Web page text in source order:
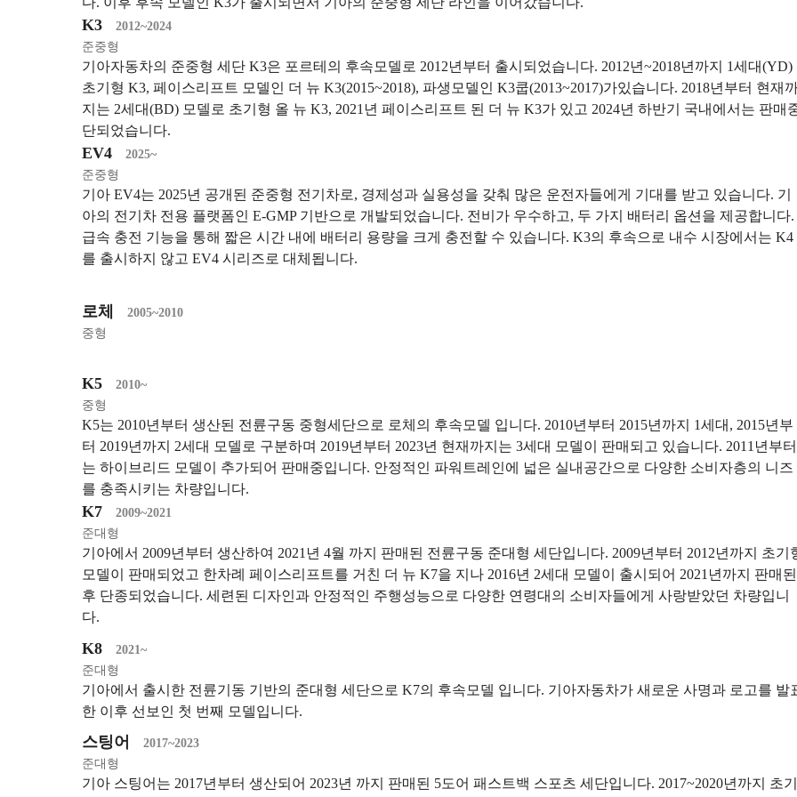
K3
2012~2024
준중형
기아자동차의 준중형 세단 K3은 포르테의 후속모델로 2012년부터 출시되었습니다. 2012년~2018년까지 1세대(YD)
초기형 K3, 페이스리프트 모델인 더 뉴 K3(2015~2018), 파생모델인 K3쿱(2013~2017)가있습니다. 2018년부터 현재
지는 2세대(BD) 모델로 초기형 올 뉴 K3, 2021년 페이스리프트 된 더 뉴 K3가 있고 2024년 하반기 국내에서는 판매
단되었습니다.
EV4
2025~
준중형
기아 EV4는 2025년 공개된 준중형 전기차로, 경제성과 실용성을 갖춰 많은 운전자들에게 기대를 받고 있습니다. 기
아의 전기차 전용 플랫폼인 E-GMP 기반으로 개발되었습니다. 전비가 우수하고, 두 가지 배터리 옵션을 제공합니다.
급속 충전 기능을 통해 짧은 시간 내에 배터리 용량을 크게 충전할 수 있습니다. K3의 후속으로 내수 시장에서는 K4
를 출시하지 않고 EV4 시리즈로 대체됩니다.
로체
2005~2010
중형
K5
2010~
중형
K5는 2010년부터 생산된 전륜구동 중형세단으로 로체의 후속모델 입니다. 2010년부터 2015년까지 1세대, 2015년부
터 2019년까지 2세대 모델로 구분하며 2019년부터 2023년 현재까지는 3세대 모델이 판매되고 있습니다. 2011년부터
는 하이브리드 모델이 추가되어 판매중입니다. 안정적인 파워트레인에 넓은 실내공간으로 다양한 소비자층의 니즈
를 충족시키는 차량입니다.
K7
2009~2021
준대형
기아에서 2009년부터 생산하여 2021년 4월 까지 판매된 전륜구동 준대형 세단입니다. 2009년부터 2012년까지 초기
모델이 판매되었고 한차례 페이스리프트를 거친 더 뉴 K7을 지나 2016년 2세대 모델이 출시되어 2021년까지 판매된
후 단종되었습니다. 세련된 디자인과 안정적인 주행성능으로 다양한 연령대의 소비자들에게 사랑받았던 차량입니
다.
K8
2021~
준대형
기아에서 출시한 전륜기동 기반의 준대형 세단으로 K7의 후속모델 입니다. 기아자동차가 새로운 사명과 로고를 발
한 이후 선보인 첫 번째 모델입니다.
스팅어
2017~2023
준대형
기아 스팅어는 2017년부터 생산되어 2023년 까지 판매된 5도어 패스트백 스포츠 세단입니다. 2017~2020년까지 초기